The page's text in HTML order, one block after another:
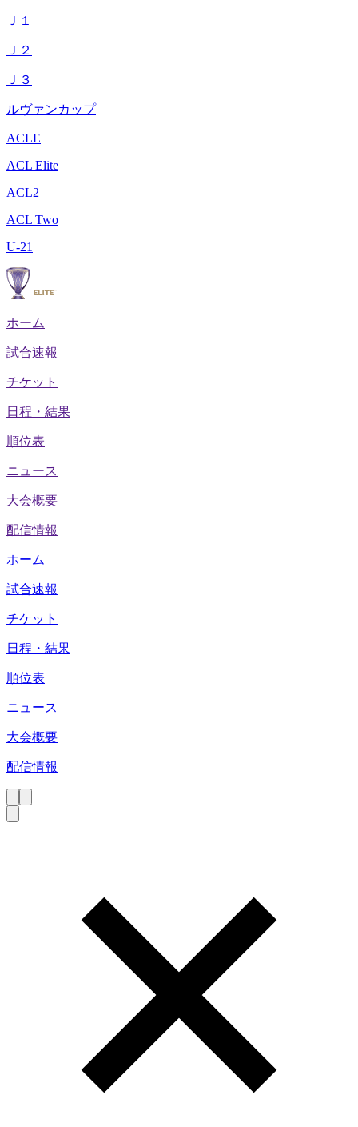
Ｊ１
Ｊ２
Ｊ３
ルヴァンカップ
ACLE
ACL Elite
ACL2
ACL Two
U-21
ホーム
試合速報
チケット
日程・結果
順位表
ニュース
大会概要
配信情報
ホーム
試合速報
チケット
日程・結果
順位表
ニュース
大会概要
配信情報